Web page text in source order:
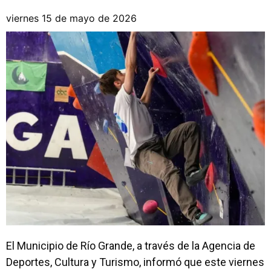
viernes 15 de mayo de 2026
El Municipio de Río Grande, a través de la Agencia de
Deportes, Cultura y Turismo, informó que este viernes